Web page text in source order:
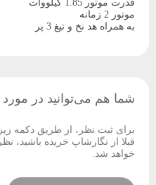
قدرت موتور 1.85 کیلووات
موتور 2 زمانه
به همراه هد نخ و تیغ 3 پر
شما هم می‌توانید در مورد
برای ثبت نظر، از طریق دکمه
قبلا از نگارشاپ خریده باشید،
خواهد شد.